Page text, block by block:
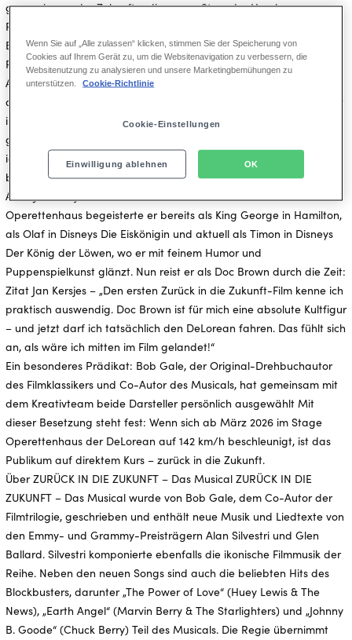
ganz wie aus der Zukunft – die neuen Stars der Hamburger
Produktion: Raphael Groß als Marty McFly und Jan Kersjes als Doc
Brown.
Raphael Groß ist dem Hamburger Publikum bereits ein Begriff.
Aktuell steht er als Romeo im Popmusical & JULIA auf der Bühne
des Operettenhauses. Mit der Rolle des Marty McFly erfüllt sich für
ihn ein lang gehegter Traum: “Ich habe zwar nie im Lotto
gewonnen, aber Marty McFly spielen zu dürfen kommt da, glaube
ich, ganz nah dran. Nur, dass ich statt Millionen eine Zeitmaschine
bekommen habe!”
Auch Jan Kersjes ist kein Unbekannter in der Musicalszene. Im
Operettenhaus begeisterte er bereits als King George in Hamilton,
als Olaf in Disneys Die Eiskönigin und aktuell als Timon in Disneys
Der König der Löwen, wo er mit feinem Humor und
Puppenspielkunst glänzt. Nun reist er als Doc Brown durch die Zeit:
Zitat Jan Kersjes – „Den ersten Zurück in die Zukunft-Film kenne ich
praktisch auswendig. Doc Brown ist für mich eine absolute Kultfigur
– und jetzt darf ich tatsächlich den DeLorean fahren. Das fühlt sich
an, als wäre ich mitten im Film gelandet!“
Ein besonderes Prädikat: Bob Gale, der Original-Drehbuchautor
des Filmklassikers und Co-Autor des Musicals, hat gemeinsam mit
dem Kreativteam beide Darsteller persönlich ausgewählt Mit
dieser Besetzung steht fest: Wenn sich ab März 2026 im Stage
Operettenhaus der DeLorean auf 142 km/h beschleunigt, ist das
Publikum auf direktem Kurs – zurück in die Zukunft.
Über ZURÜCK IN DIE ZUKUNFT – Das Musical ZURÜCK IN DIE
ZUKUNFT – Das Musical wurde von Bob Gale, dem Co-Autor der
Filmtrilogie, geschrieben und enthält neue Musik und Liedtexte von
den Emmy- und Grammy-Preisträgern Alan Silvestri und Glen
Ballard. Silvestri komponierte ebenfalls die ikonische Filmmusik der
Reihe. Neben den neuen Songs sind auch die beliebten Hits des
Blockbusters, darunter „The Power of Love“ (Huey Lewis & The
News), „Earth Angel“ (Marvin Berry & The Starlighters) und „Johnny
B. Goode“ (Chuck Berry) Teil des Musicals. Die Regie übernimmt
Wenn Sie auf „Alle zulassen“ klicken, stimmen Sie der Speicherung von
Cookies auf Ihrem Gerät zu, um die Websitenavigation zu verbessern, die
Websitenutzung zu analysieren und unsere Marketingbemühungen zu
unterstützen.
Cookie-Richtlinie
Cookie-Einstellungen
Einwilligung ablehnen OK